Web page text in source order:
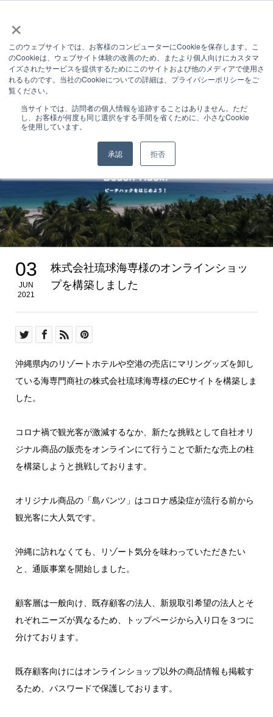
×
このウェブサイトでは、お客様のコンピューターにCookieを保存します。こ
のCookieは、ウェブサイト体験の改善のため、またより個人向けにカスタマ
イズされたサービスを提供するためにこのサイトおよび他のメディアで使用さ
れるものです。当社のCookieについての詳細は、プライバシーポリシーをご
覧ください。
当サイトでは、訪問者の個人情報を追跡することはありません。ただ
し、お客様が何度も同じ選択をする手間を省くために、小さなCookie
を使用しています。
承認 拒否
INFORMATION
お知らせ
お知らせ 株式会社琉球海専様のオンラインショップを構築しました
03
JUN
2021
株式会社琉球海専様のオンラインショッ
プを構築しました
沖縄県内のリゾートホテルや空港の売店にマリングッズを卸し
ている海専門商社の株式会社琉球海専様のECサイトを構築しま
した。
コロナ禍で観光客が激減するなか、新たな挑戦として自社オリ
ジナル商品の販売をオンラインにて行うことで新たな売上の柱
を構築しようと挑戦しております。
オリジナル商品の「島パンツ」はコロナ感染症が流行る前から
観光客に大人気です。
沖縄に訪れなくても、リゾート気分を味わっていただきたい
と、通販事業を開始しました。
顧客層は一般向け、既存顧客の法人、新規取引希望の法人とそ
れぞれニーズが異なるため、トップページから入り口を３つに
分けております。
既存顧客向けにはオンラインショップ以外の商品情報も掲載す
るため、パスワードで保護しております。